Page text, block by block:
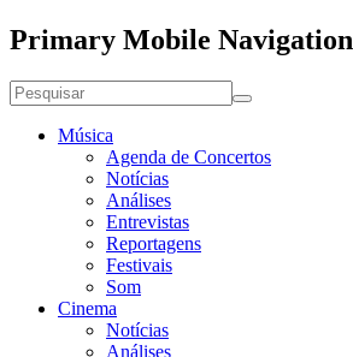
Primary Mobile Navigation
Música
Agenda de Concertos
Notícias
Análises
Entrevistas
Reportagens
Festivais
Som
Cinema
Notícias
Análises